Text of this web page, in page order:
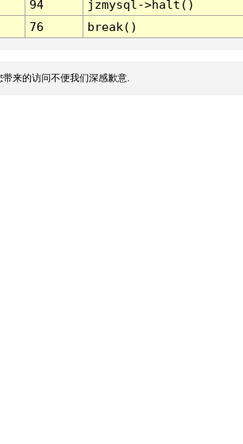
94
jzmysql->halt()
76 break()
来的访问不便我们深感歉意.